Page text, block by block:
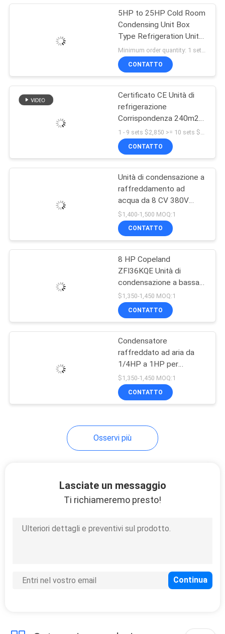
POLITICA
SULLA
PRIVACY
condensazione
raffreddate ad
acqua
Evaporatori della
stanza fresca
l'evaporatore a
scambiatore di
calore
Porte di
frigorifera
conservazione
5HP to 25HP Cold Room
Condensing Unit Box
Type Refrigeration Unit
air Cooled Condensing
Low-noise Refrigeration
Unit
CONTATTO
Certificato CE Unità di
refrigerazione
Corrispondenza 240m2
Condensatore
raffreddato ad aria con
quattro ventilatori 25HP
Unità di condensa
Prezzo
CONTATTO
Unità di condensazione a
raffreddamento ad
acqua da 8 CV 380V
50HZ per il deposito a
freddo
$1,400-1,500 MOQ:1
CONTATTO
8 HP Copeland
ZFI36KQE Unità di
condensazione a bassa
temperatura 380V
R404A
$1,350-1,450 MOQ:1
CONTATTO
Condensatore
raffreddato ad aria da
1/4HP a 1HP per
frigorifero congelatore
220V
$1,350-1,450 MOQ:1
CONTATTO
Osservi più
Lasciate un messaggio
Ti richiameremo presto!